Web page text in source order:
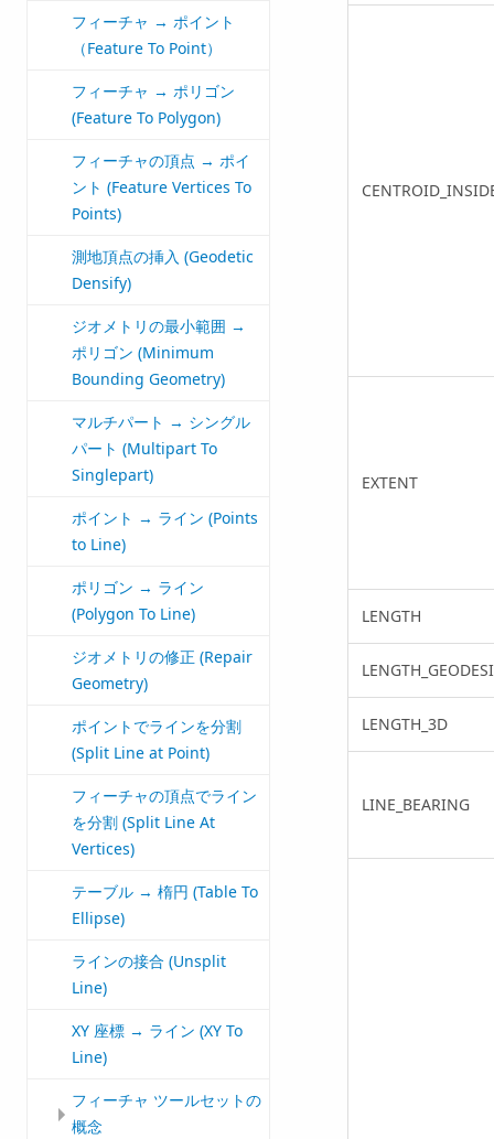
フィーチャ → ポイント
（Feature To Point）
フィーチャ → ポリゴン
(Feature To Polygon)
フィーチャの頂点 → ポイ
ント (Feature Vertices To
Points)
測地頂点の挿入 (Geodetic
Densify)
ジオメトリの最小範囲 →
ポリゴン (Minimum
Bounding Geometry)
マルチパート → シングル
パート (Multipart To
Singlepart)
ポイント → ライン (Points
to Line)
ポリゴン → ライン
(Polygon To Line)
ジオメトリの修正 (Repair
Geometry)
ポイントでラインを分割
(Split Line at Point)
フィーチャの頂点でライン
を分割 (Split Line At
Vertices)
テーブル → 楕円 (Table To
Ellipse)
ラインの接合 (Unsplit
Line)
XY 座標 → ライン (XY To
Line)
フィーチャ ツールセットの
概念
EXTENT
LENGTH
LENGTH_3D
LINE_BEARING